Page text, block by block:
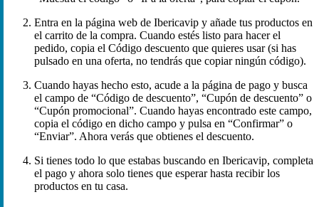
Entra en la página web de Ibericavip y añade tus productos en
el carrito de la compra. Cuando estés listo para hacer el
pedido, copia el Código descuento que quieres usar (si has
pulsado en una oferta, no tendrás que copiar ningún código).
Cuando hayas hecho esto, acude a la página de pago y busca
el campo de “Código de descuento”, “Cupón de descuento” o
“Cupón promocional”. Cuando hayas encontrado este campo,
copia el código en dicho campo y pulsa en “Confirmar” o
“Enviar”. Ahora verás que obtienes el descuento.
Si tienes todo lo que estabas buscando en Ibericavip, completa
el pago y ahora solo tienes que esperar hasta recibir los
productos en tu casa.